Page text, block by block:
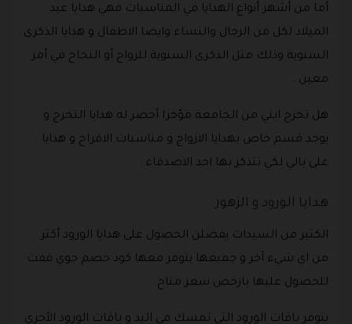
أما من أشهر أنواع الهدايا في المناسبات فهي هدايا عيد
الميلاد لكل من الرجال والنساء وايضا الاطفال و هدايا الذكرى
السنوية وذلك مثل الذكرى السنوية للزواج أو النجاح في أمر
معين .
هل تخرج ابني من الجامعة مؤخرا أحضر له هدايا التخرج و
يوجد قسم خاص بهدايا الازواج و مناسبات الافراح و هدايا
على بالي لكي تتذكر بها احد الاصدقاء .
هدايا الورود و الزهور
الكثير من السيدات يفضلن الحصول على هدايا الورود أكثر
من اي شيء آخر و جميعها يتوفر معها كود خصم جوي قفت
للحصول عليها بارخص سعر متاح .
يتوفر باقات الورود التي تمسك في اليد و باقات الورود الأخرى